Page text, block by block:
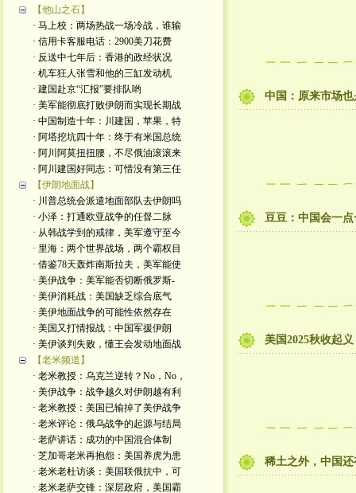
【他山之石】
· 马上校：两场热战一场冷战，谁输
· 信用卡客服电话：2900美刀花费
· 反送中七年后：香港的政经状况
· 机车狂人张雪和他的三缸发动机
· 建国赴京“汇报”要排队哟
· 美军能彻底打败伊朗而实现长期战
· 中国制造十年：川建国，苹果，特
· 阿塔挖坑四十年：终于有米国总统
· 阿川阿莫扭扭腰，不尽俄油滚滚来
· 阿川建国好同志：可惜没有第三任
【伊朗地面战】
· 川普总统会派遣地面部队去伊朗吗
· 小泽：打通欧亚战争的任督二脉
· 从韩战学到的戒律，美军遵守至今
· 里海：两个世界战场，两个霸权目
· 借鉴78天轰炸南斯拉夫，美军能使
· 美伊战争：美军能否切断俄罗斯-
· 美伊消耗战：美国缺乏综合底气
· 美伊地面战争的可能性依然存在
· 美国又打情报战：中国军援伊朗
· 美伊谈判失败，懂王会发动地面战
【老米频道】
· 老米教授：乌克兰逆转？No，No，
· 美伊战争：战争越久对伊朗越有利
· 老米教授：美国已输掉了美伊战争
· 老米评论：俄乌战争的起源与结局
· 老萨讲话：成功的中国混合体制
· 芝加哥老米再抱怨：美国养虎为患
· 老米老杜访谈：美国联俄抗中，可
· 老米老萨交锋：深层政府，美国霸
中国：原来市场
豆豆：中国会一
美国2025秋收起义
稀土之外，中国